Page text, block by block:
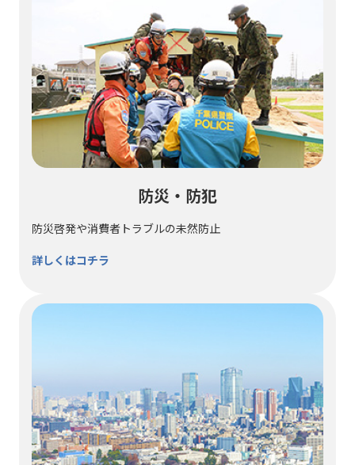
防災・防犯
防災啓発や消費者トラブルの未然防止
詳しくはコチラ